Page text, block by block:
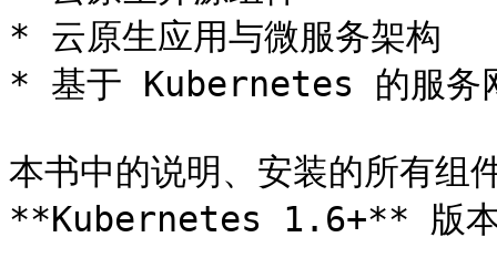
* 云原生应用与微服务架构
* 基于 Kubernetes 的服务
本书中的说明、安装的所有组
**Kubernetes 1.6+** 版